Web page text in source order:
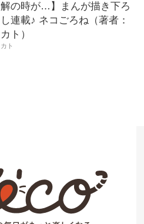
解の時が…】まんが描き下ろ
し連載♪ ネコごろね（著者：
カト）
カト